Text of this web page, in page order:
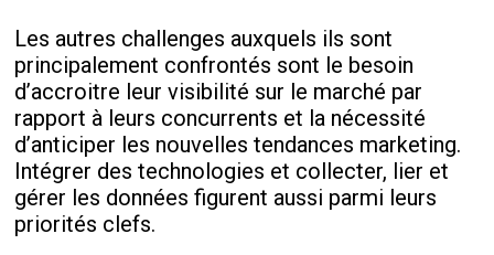
Les autres challenges auxquels ils sont
principalement confrontés sont le besoin
d’accroitre leur visibilité sur le marché par
rapport à leurs concurrents et la nécessité
d’anticiper les nouvelles tendances marketing.
Intégrer des technologies et collecter, lier et
gérer les données figurent aussi parmi leurs
priorités clefs.